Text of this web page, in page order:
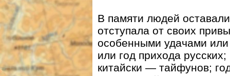
В памяти людей
отступала от своих
особенными удачами
или год прихода
китайски — тайфунов;